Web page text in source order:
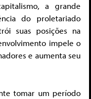
a grande
do proletariado
suas posições na
impele o
e aumenta seu
tomar um período